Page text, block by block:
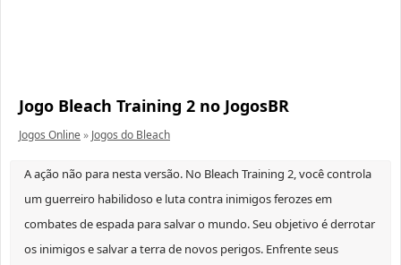
Jogo Bleach Training 2 no JogosBR
Jogos Online» Jogos do Bleach
A ação não para nesta versão. No Bleach Training 2, você controla
um guerreiro habilidoso e luta contra inimigos ferozes em
combates de espada para salvar o mundo. Seu objetivo é derrotar
os inimigos e salvar a terra de novos perigos. Enfrente seus